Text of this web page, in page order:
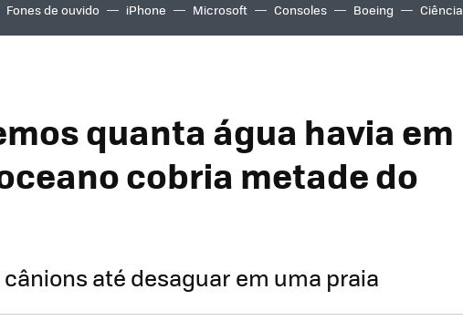
Fones de ouvido iPhone Microsoft Consoles Boeing Ciência
quanta água havia em
cobria metade do
até desaguar em uma praia